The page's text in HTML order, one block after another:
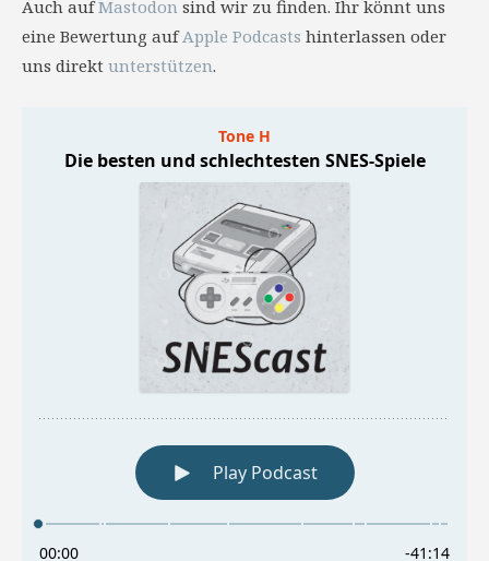
Auch aufMastodon sind wir zu finden. Ihr könnt uns
eine Bewertung aufApple Podcasts hinterlassen oder
uns direkt unterstützen.